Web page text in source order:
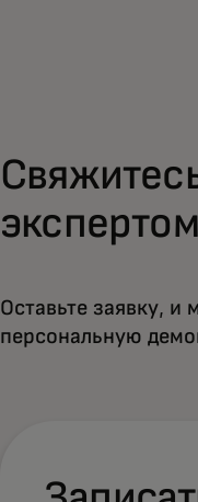
Для всего
Для новаторов
Новости и
экспертом
Оставьте заявку, и
персональную